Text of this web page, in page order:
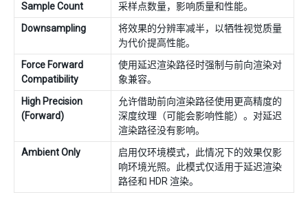
Sample Count
采样点数量，影响质量和性能。
Downsampling
将效果的分辨率减半，以牺牲视觉质量
为代价提高性能。
Force Forward
Compatibility
使用延迟渲染路径时强制与前向渲染对
象兼容。
High Precision
(Forward)
允许借助前向渲染路径使用更高精度的
深度纹理（可能会影响性能）。对延迟
渲染路径没有影响。
Ambient Only
启用仅环境模式，此情况下的效果仅影
响环境光照。此模式仅适用于延迟渲染
路径和 HDR 渲染。